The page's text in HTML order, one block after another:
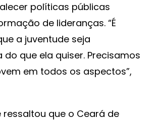
políticas públicas
de lideranças. “É
a juventude seja
que ela quiser. Precisamos
em todos os aspectos”,
ressaltou que o Ceará de